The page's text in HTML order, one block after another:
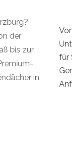
der
bis zur
in
für